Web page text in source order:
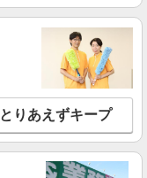
とりあえずキープ